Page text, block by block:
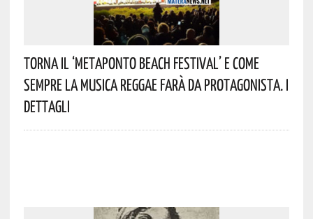
Torna Il ‘Metaponto Beach Festival’ E Come
Sempre La Musica Reggae Farà Da Protagonista. I
Dettagli